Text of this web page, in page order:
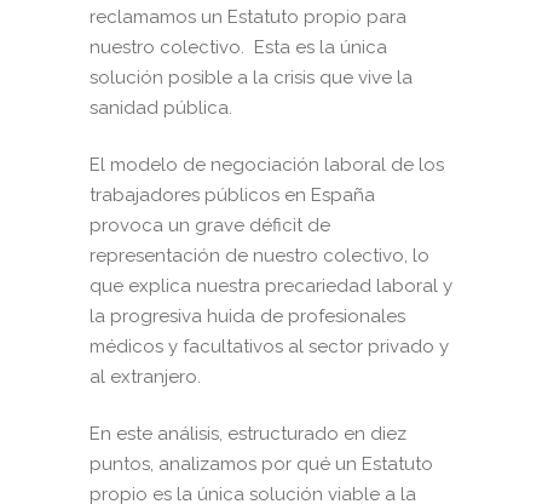
reclamamos un Estatuto propio para
nuestro colectivo. Esta es la única
solución posible a la crisis que vive la
sanidad pública.
El modelo de negociación laboral de los
trabajadores públicos en España
provoca un grave déficit de
representación de nuestro colectivo, lo
que explica nuestra precariedad laboral y
la progresiva huida de profesionales
médicos y facultativos al sector privado y
al extranjero.
En este análisis, estructurado en diez
puntos, analizamos por qué un Estatuto
propio es la única solución viable a la